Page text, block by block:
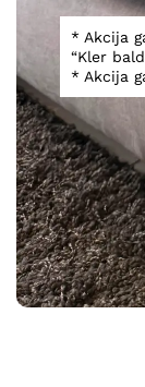
* Akcija
“Kler
* Akcija